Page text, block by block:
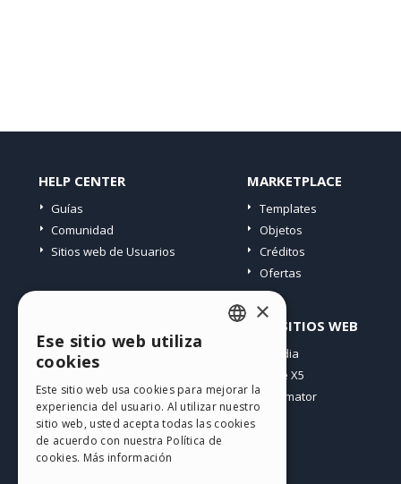
HELP CENTER
Guías
Comunidad
Sitios web de Usuarios
MARKETPLACE
Templates
Objetos
Créditos
Ofertas
Mis post
Mis download
Espacio Web
Mis Créditos
OTROS SITIOS WEB
Incomedia
WebSite X5
WebAnimator
GERMAN
SPANISH
×
Ese sitio web utiliza
cookies
Este sitio web usa cookies para mejorar la
experiencia del usuario. Al utilizar nuestro
sitio web, usted acepta todas las cookies
de acuerdo con nuestra Política de
cookies. Más información